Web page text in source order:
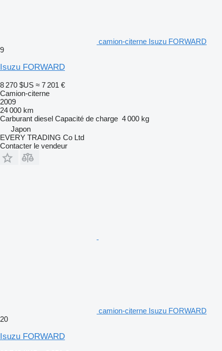
camion-citerne Isuzu FORWARD
9
Isuzu FORWARD
8 270 $US ≈ 7 201 €
Camion-citerne
2009
24 000 km
Carburant diesel Capacité de charge 4 000 kg
Japon
EVERY TRADING Co Ltd
Contacter le vendeur
camion-citerne Isuzu FORWARD
20
Isuzu FORWARD